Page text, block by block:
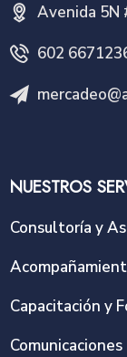
Avenida 5N
602
NUESTROS
Consultoría y
Capacitación y
Comunicaciones